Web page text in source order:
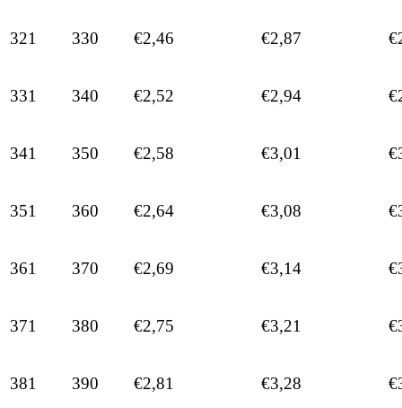
321 330 €2,46 €2,87
331 340 €2,52 €2,94
341 350 €2,58 €3,01
351 360 €2,64 €3,08
361 370 €2,69 €3,14
371 380 €2,75 €3,21
381 390 €2,81 €3,28